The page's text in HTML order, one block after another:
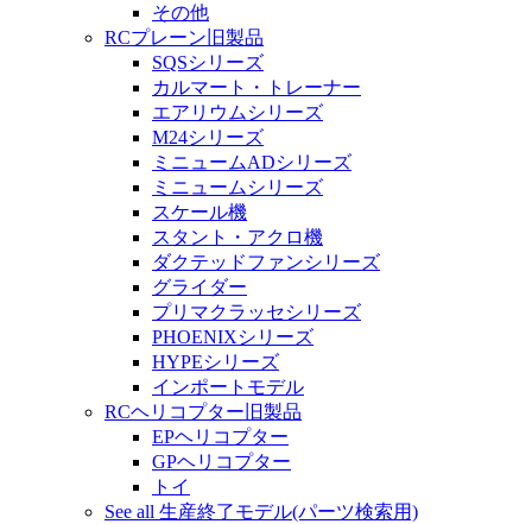
その他
RCプレーン旧製品
SQSシリーズ
カルマート・トレーナー
エアリウムシリーズ
M24シリーズ
ミニュームADシリーズ
ミニュームシリーズ
スケール機
スタント・アクロ機
ダクテッドファンシリーズ
グライダー
プリマクラッセシリーズ
PHOENIXシリーズ
HYPEシリーズ
インポートモデル
RCヘリコプター旧製品
EPヘリコプター
GPヘリコプター
トイ
See all 生産終了モデル(パーツ検索用)